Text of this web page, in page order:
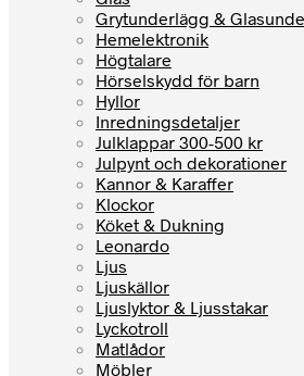
Grytunderlägg &
Hemelektronik
Högtalare
Hörselskydd för barn
Hyllor
Inredningsdetaljer
Julklappar 300-500 kr
Julpynt och dekorationer
Kannor & Karaffer
Klockor
Köket & Dukning
Leonardo
Ljus
Ljuskällor
Ljuslyktor & Ljusstakar
Lyckotroll
Matlådor
Möbler